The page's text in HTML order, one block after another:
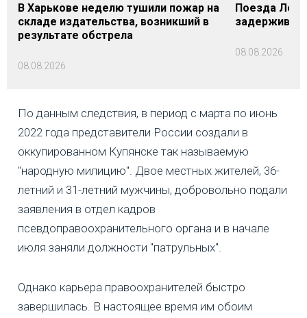
В Харькове неделю тушили пожар на
складе издательства, возникший в
результате обстрела
08.08.2026
Поезда
08.08.2026
По данным следствия, в период с марта по июнь
2022 года представители России создали в
оккупированном Купянске так называемую
"народную милицию". Двое местных жителей, 36-
летний и 31-летний мужчины, добровольно подали
заявления в отдел кадров
псевдоправоохранительного органа и в начале
июля заняли должности "патрульных".
Однако карьера правоохранителей быстро
завершилась. В настоящее время им обоим